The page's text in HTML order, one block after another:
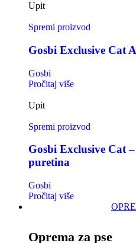
Upit
Spremi proizvod
Gosbi Exclusive Cat
Gosbi
Pročitaj više
Upit
Spremi proizvod
Gosbi Exclusive Cat
puretina
Gosbi
Pročitaj više
Oprema za pse